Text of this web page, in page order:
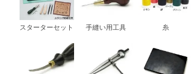
スターターセット 手縫い用工具 糸